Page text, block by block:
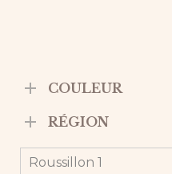
COULEUR
RÉGION
Roussillon 1